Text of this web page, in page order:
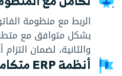
الربط مع منظومة
بشكل متوافق مع
والثانية، لضمان
أنظمة ERP متكاملة